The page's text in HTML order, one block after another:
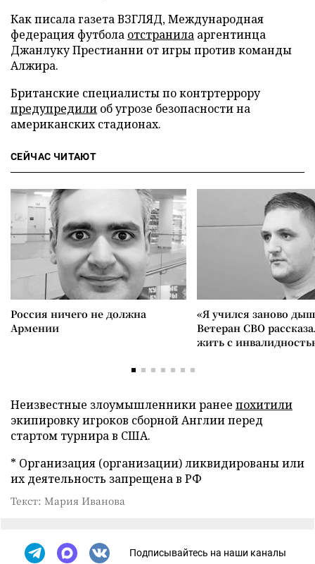
Как писала газета ВЗГЛЯД, Международная
федерация футбола отстранила аргентинца
Джанлуку Престианни от игры против команды
Алжира.
Британские специалисты по контртеррору
предупредили об угрозе безопасности на
американских стадионах.
СЕЙЧАС ЧИТАЮТ
Россия ничего не должна
Армении
«Я учился заново
Ветеран СВО
жить с
Неизвестные злоумышленники ранее похитили
экипировку игроков сборной Англии перед
стартом турнира в США.
* Организация (организации) ликвидированы или
их деятельность запрещена в РФ
Текст: Мария Иванова
Подписывайтесь на наши каналы